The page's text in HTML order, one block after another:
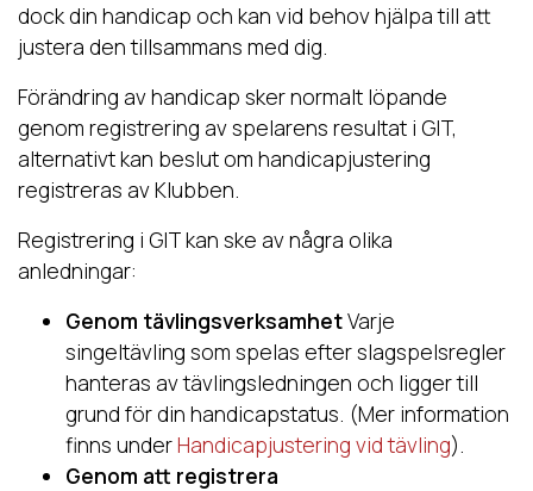
dock din handicap och kan vid behov hjälpa till att
justera den tillsammans med dig.
Förändring av handicap sker normalt löpande
genom registrering av spelarens resultat i GIT,
alternativt kan beslut om handicapjustering
registreras av Klubben.
Registrering i GIT kan ske av några olika
anledningar:
Genom tävlingsverksamhetVarje
singeltävling som spelas efter slagspelsregler
hanteras av tävlingsledningen och ligger till
grund för din handicapstatus. (Mer information
finns underHandicapjustering vid tävling).
Genom att registrera